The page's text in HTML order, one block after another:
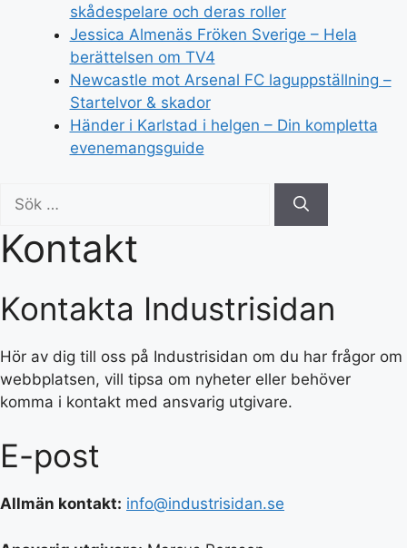
skådespelare och deras roller
Jessica Almenäs Fröken Sverige – Hela
berättelsen om TV4
Newcastle mot Arsenal FC laguppställning –
Startelvor & skador
Händer i Karlstad i helgen – Din kompletta
evenemangsguide
efter:
Kontakt
Kontakta Industrisidan
Hör av dig till oss på Industrisidan om du har frågor om
webbplatsen, vill tipsa om nyheter eller behöver
komma i kontakt med ansvarig utgivare.
E-post
Allmän kontakt: info@industrisidan.se